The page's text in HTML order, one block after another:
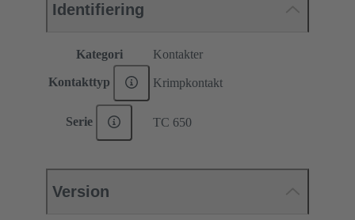
Identifiering
Kategori Kontakter
Kontakttyp Krimpkontakt
Serie TC 650
Version